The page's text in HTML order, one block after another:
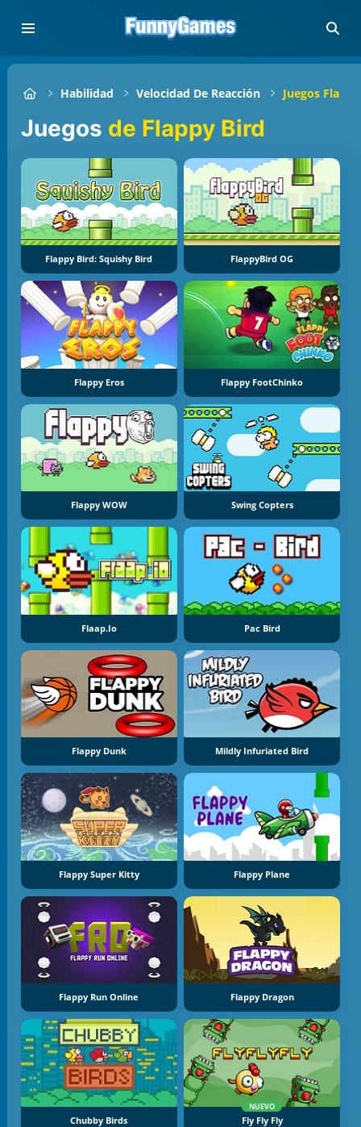
Habilidad Velocidad De Reacción Juegos
Juegos de Flappy Bird
Flappy Bird: Squishy Bird FlappyBird OG
Flappy Eros Flappy FootChinko
Flappy WOW Swing Copters
Flaap.io Pac Bird
Flappy Dunk Mildly Infuriated Bird
Flappy Super Kitty Flappy Plane
Flappy Run Online Flappy Dragon
Chubby Birds
NUEVO
Fly Fly Fly